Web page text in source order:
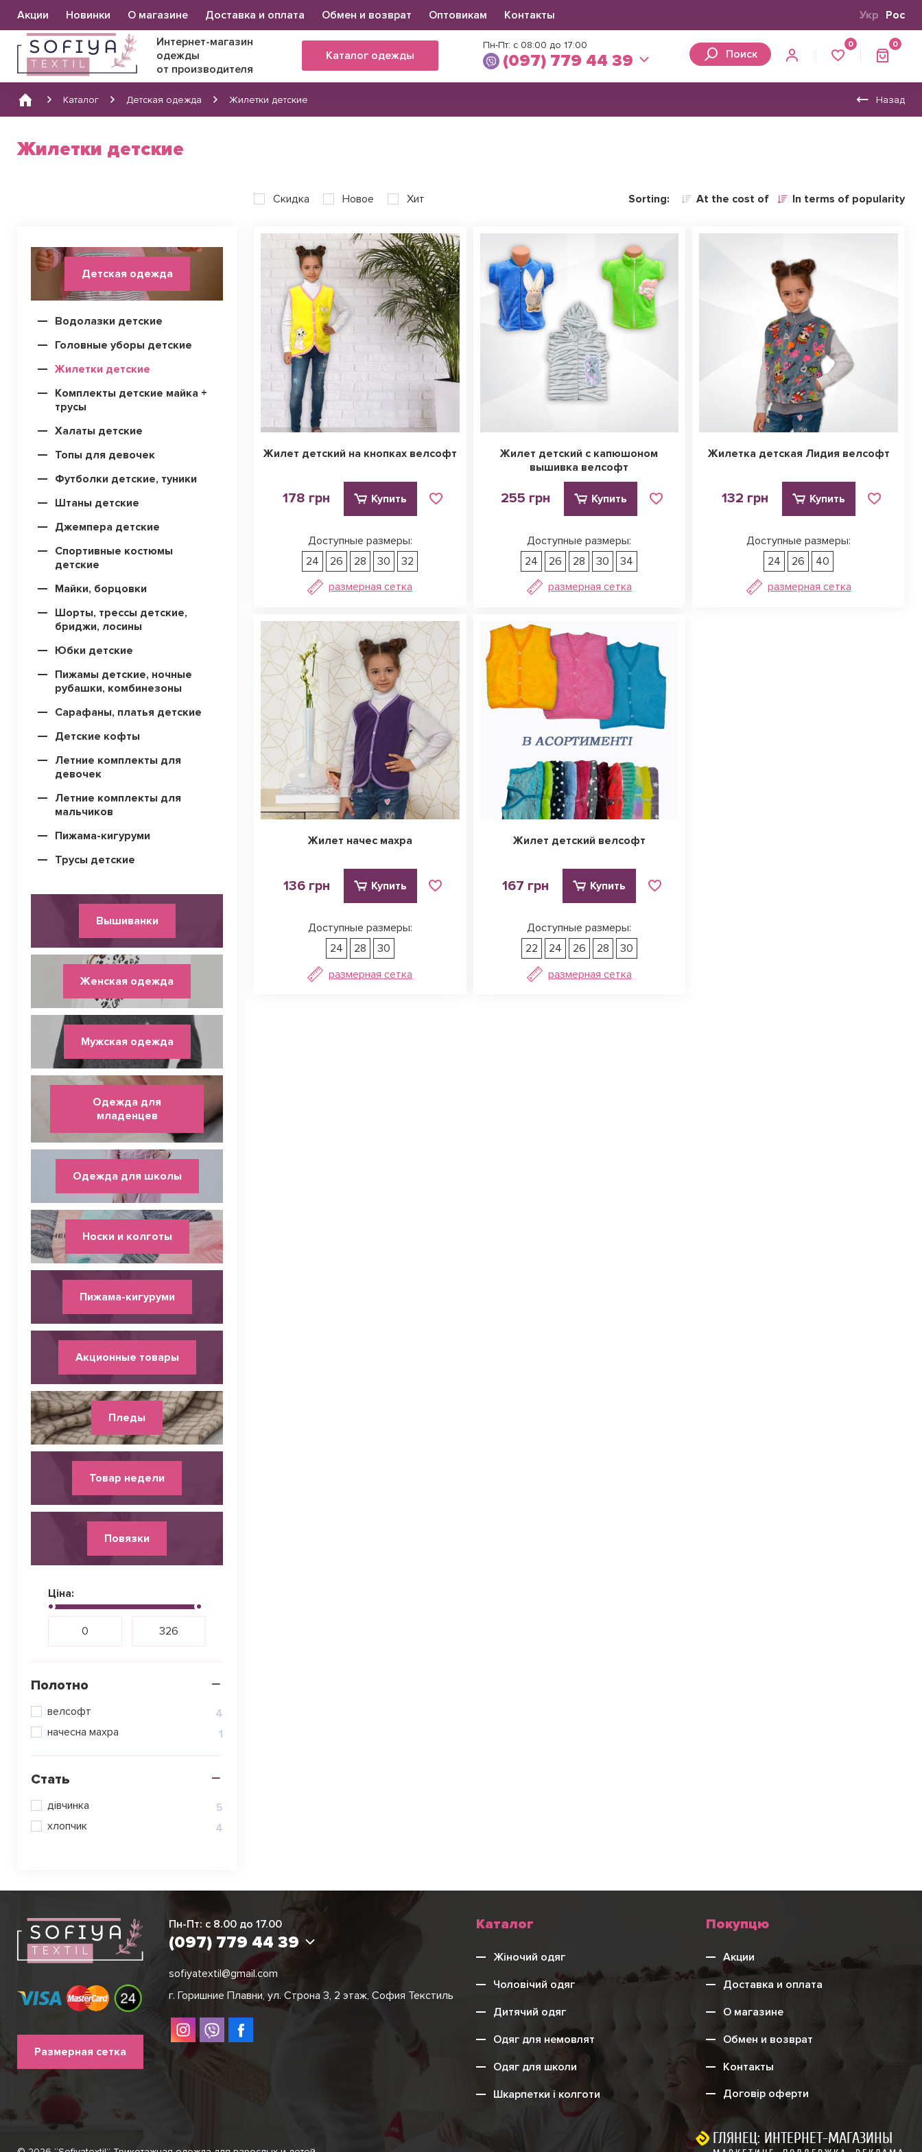
Интернет-магазин
одежды
от производителя
Укр Рос
Основна
навіґація
Акции Новинки О магазине Доставка и оплата Обмен и возврат Оптовикам Контакты
Поиск
Пн-Пт: с 08:00 до 17:00
(097) 779 44 39
Каталог одежды
0 0
Каталог Детская одежда Жилетки детские Назад
Жилетки детские
Скидка Новое Хит Sorting: At the cost of In terms of popularity
Жилет детский на кнопках велсофт
178 грн Купить
Доступные размеры:
24
26 28 30
32
размерная сетка
Жилет детский с капюшоном
вышивка велсофт
255 грн Купить
Доступные размеры:
24
26 28 30
34
размерная сетка
Жилетка детская Лидия велсофт
132 грн Купить
Доступные размеры:
24
26
40
размерная сетка
Жилет начес махра
136 грн Купить
Доступные размеры:
24
28
30
размерная сетка
Жилет детский велсофт
167 грн Купить
Доступные размеры:
22
24 26 28
30
размерная сетка
Ціна:
Полотно
велсофт
4
начесна махра
1
Стать
дівчинка
5
хлопчик
4
Вышиванки
Женская одежда
Мужская одежда
Детская одежда
Водолазки детские
Головные уборы детские
Жилетки детские
Комплекты детские майка +
трусы
Халаты детские
Топы для девочек
Футболки детские, туники
Штаны детские
Джемпера детские
Спортивные костюмы
детские
Майки, борцовки
Шорты, трессы детские,
бриджи, лосины
Юбки детские
Пижамы детские, ночные
рубашки, комбинезоны
Сарафаны, платья детские
Детские кофты
Летние комплекты для
девочек
Летние комплекты для
мальчиков
Пижама-кигуруми
Трусы детские
Одежда для
младенцев
Одежда для школы
Носки и колготы
Пижама-кигуруми
Акционные товары
Пледы
Товар недели
Повязки
Пн-Пт: с 8.00 до 17.00
(097) 779 44 39
Виктория
(097) 779 44 39
sofiyatextil@gmail.com
г. Горишние Плавни, ул. Строна 3, 2 этаж, София Текстиль
Размерная сетка
Каталог
Жіночий одяг
Чоловічий одяг
Дитячий одяг
Одяг для немовлят
Одяг для школи
Шкарпетки і колготи
Меню
колонтитулу
Покупцю
Акции
Доставка и оплата
О магазине
Обмен и возврат
Контакты
Договір оферти
ГЛЯНЕЦ: ИНТЕРНЕТ-МАГАЗИНЫ